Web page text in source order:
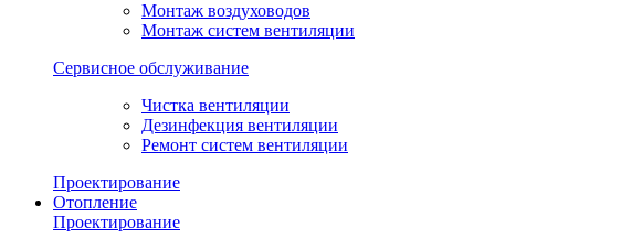
Монтаж воздуховодов
Монтаж систем вентиляции
Сервисное обслуживание
Чистка вентиляции
Дезинфекция вентиляции
Ремонт систем вентиляции
Проектирование
Отопление
Проектирование